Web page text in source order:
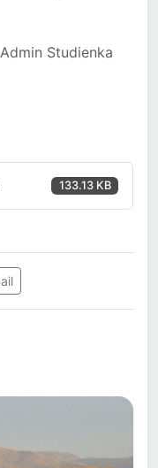
Admin Studienka
133.13 KB